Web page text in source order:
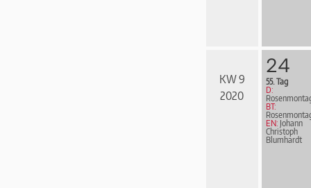
KW 9
2020
24
55. Tag
D:
BT:
EN: Johann
Christoph
Blumhardt